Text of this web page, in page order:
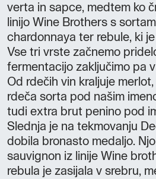
verta in sapce, medtem ko
linijo Wine Brothers s
chardonnaya ter rebule, ki
Vse tri vrste začnemo
fermentacijo zaključimo pa
Od rdečih vin kraljuje
rdeča sorta pod našim
tudi extra brut penino pod
Slednja je na tekmovanju
dobila bronasto medaljo.
sauvignon iz linije Wine
rebula je zasijala v srebru,